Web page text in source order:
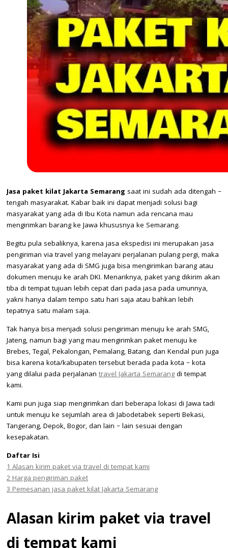
Jasa paket kilat Jakarta Semarang saat ini sudah ada ditengah –
tengah masyarakat. Kabar baik ini dapat menjadi solusi bagi
masyarakat yang ada di Ibu Kota namun ada rencana mau
mengirimkan barang ke Jawa khususnya ke Semarang.
Begitu pula sebaliknya, karena jasa ekspedisi ini merupakan jasa
pengiriman via travel yang melayani perjalanan pulang pergi, maka
masyarakat yang ada di SMG juga bisa mengirimkan barang atau
dokumen menuju ke arah DKI. Menariknya, paket yang dikirim akan
tiba di tempat tujuan lebih cepat dari pada jasa pada umunnya,
yakni hanya dalam tempo satu hari saja atau bahkan lebih
tepatnya satu malam saja.
Tak hanya bisa menjadi solusi pengiriman menuju ke arah SMG,
Jateng, namun bagi yang mau mengirimkan paket menuju ke
Brebes, Tegal, Pekalongan, Pemalang, Batang, dan Kendal pun juga
bisa karena kota/kabupaten tersebut berada pada kota – kota
yang dilalui pada perjalanan travel Jakarta Semarangdi tempat
kami.
Kami pun juga siap mengirimkan dari beberapa lokasi di Jawa tadi
untuk menuju ke sejumlah area di Jabodetabek seperti Bekasi,
Tangerang, Depok, Bogor, dan lain – lain sesuai dengan
kesepakatan.
Daftar Isi
1Alasan kirim paket via travel di tempat kami
2Harga pengiriman paket
3Pemesanan jasa paket kilat Jakarta Semarang
Alasan kirim paket via travel